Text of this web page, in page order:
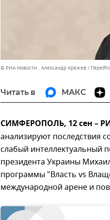
© РИА Новости . Александр Кряжев
Читать в МАКС
СИМФЕРОПОЛЬ, 12 сен –
анализируют последствия
слабый интеллектуальный
президента Украины
программы "Власть vs
международной арене и